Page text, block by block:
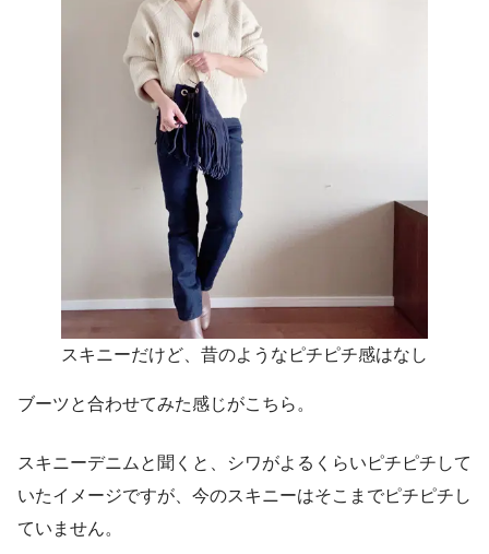
スキニーだけど、昔のようなピチピチ感はなし
ブーツと合わせてみた感じがこちら。
スキニーデニムと聞くと、シワがよるくらいピチピチして
いたイメージですが、今のスキニーはそこまでピチピチし
ていません。